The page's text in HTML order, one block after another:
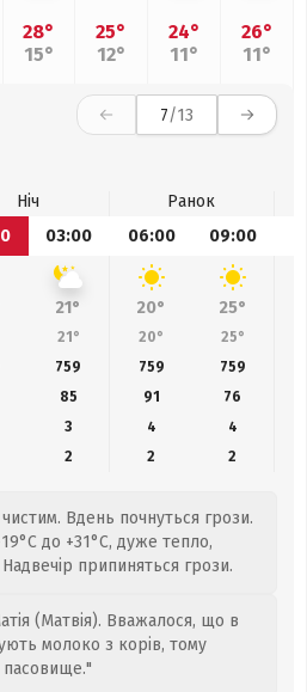
28°
15°
25°
12°
24°
11°
26°
11°
7/13
Ніч
Ранок
03:00 06:00 09:00
21° 20° 25°
21° 20° 25°
759 759 759
85 91 76
3 4
4
2 2 2
Вдень почнуться грози.
до +31°C, дуже тепло,
Надвечір припиняться грози.
(Матвія). Вважалося, що в
молоко з корів, тому
пасовище."